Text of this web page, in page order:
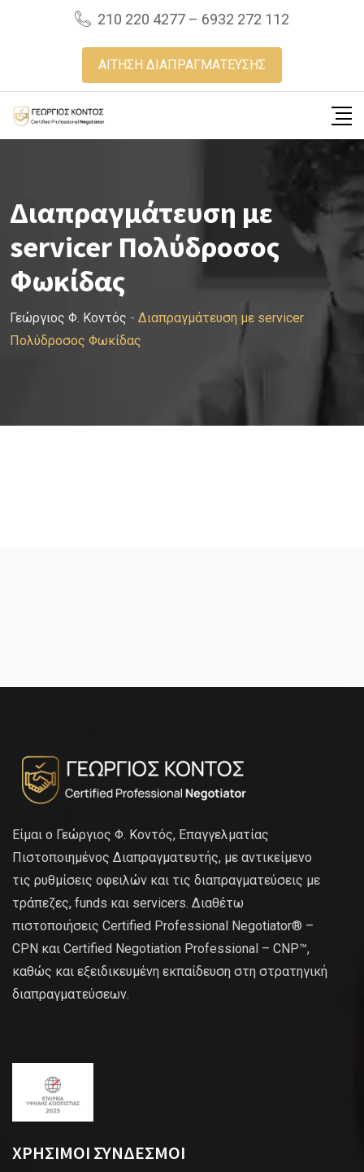
210 220 4277 – 6932 272 112
ΑΙΤΗΣΗ ΔΙΑΠΡΑΓΜΑΤΕΥΣΗΣ
Διαπραγμάτευση με
servicer Πολύδροσος
Φωκίδας
Γεώργιος Φ. Κοντός - Διαπραγμάτευση με servicer
Πολύδροσος Φωκίδας
Είμαι ο Γεώργιος Φ. Κοντός, Επαγγελματίας
Πιστοποιημένος Διαπραγματευτής, με αντικείμενο
τις ρυθμίσεις οφειλών και τις διαπραγματεύσεις με
τράπεζες, funds και servicers. Διαθέτω
πιστοποιήσεις Certified Professional Negotiator® –
CPN και Certified Negotiation Professional – CNP™,
καθώς και εξειδικευμένη εκπαίδευση στη στρατηγική
διαπραγματεύσεων.
ΧΡΗΣΙΜΟΙ ΣΥΝΔΕΣΜΟΙ